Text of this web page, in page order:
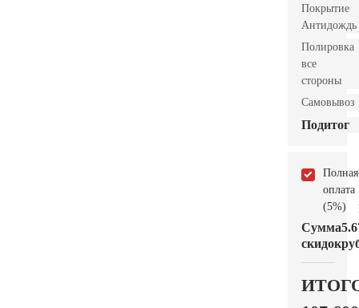
Покрытие
Антидождь
Полировка
все
стороны
Самовывоз
Подитог
Полная
оплата
(5%)
Сумма
скидок